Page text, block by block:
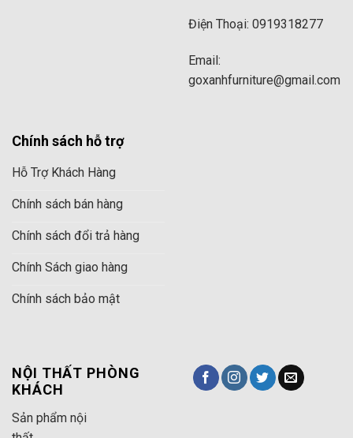
Điện Thoại: 0919318277
Email:
goxanhfurniture@gmail.com
Chính sách hỗ trợ
Hỗ Trợ Khách Hàng
Chính sách bán hàng
Chính sách đổi trả hàng
Chính Sách giao hàng
Chính sách bảo mật
NỘI THẤT PHÒNG
KHÁCH
Sản phẩm nội